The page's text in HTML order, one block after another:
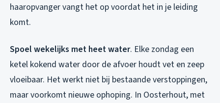
haaropvanger vangt het op voordat het in je leiding
komt.
Spoel wekelijks met heet water. Elke zondag een
ketel kokend water door de afvoer houdt vet en zeep
vloeibaar. Het werkt niet bij bestaande verstoppingen,
maar voorkomt nieuwe ophoping. In Oosterhout, met